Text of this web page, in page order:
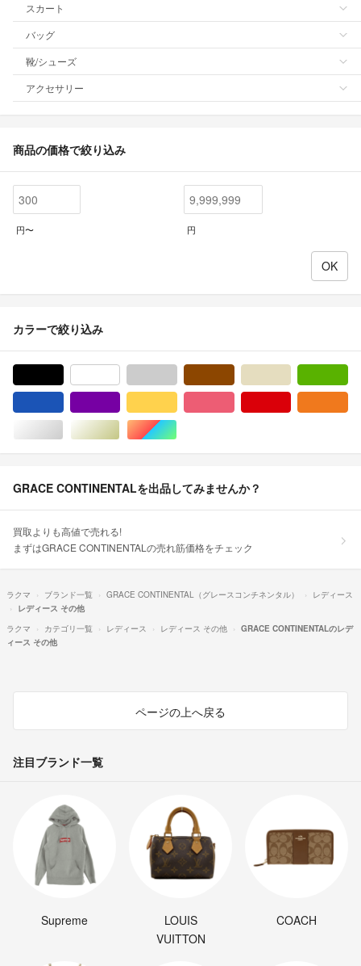
スカート
バッグ
靴/シューズ
アクセサリー
商品の価格で絞り込み
円〜 円
カラーで絞り込み
シルバー/銀色系ゴールド/金色系マルチカラー
GRACE CONTINENTALを出品してみませんか？
買取よりも高値で売れる!
まずはGRACE CONTINENTALの売れ筋価格をチェック
ラクマ ブランド一覧 GRACE CONTINENTAL（グレースコンチネンタル）
レディース
レディース その他
ラクマ
カテゴリ一覧 レディース レディース その他
GRACE CONTINENTALのレデ
ィース その他
ページの上へ戻る
注目ブランド一覧
Supreme
LOUIS
VUITTON
COACH